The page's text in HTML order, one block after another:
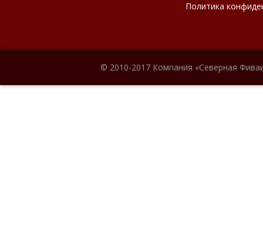
Политика
© 2010-2017 Компания «Северная